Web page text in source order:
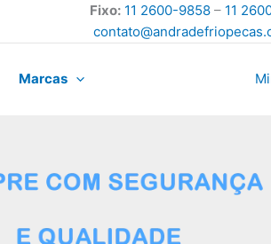
Fixo: 11 2600-9858– 11
Marcas